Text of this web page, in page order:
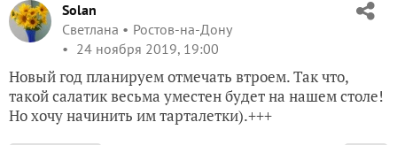
Solan
Светлана
Ростов-на-Дону
24 ноября 2019, 19:00
Новый год планируем отмечать втроем. Так что,
такой салатик весьма уместен будет на нашем столе!
Но хочу начинить им тарталетки).+++